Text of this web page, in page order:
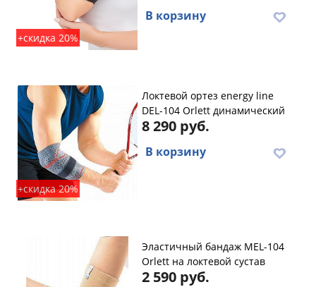
+скидка 20%
В корзину
+скидка 20%
Локтевой ортез energy line
DEL-104 Orlett динамический
8 290 руб.
В корзину
Эластичный бандаж MEL-104
Orlett на локтевой сустав
2 590 руб.